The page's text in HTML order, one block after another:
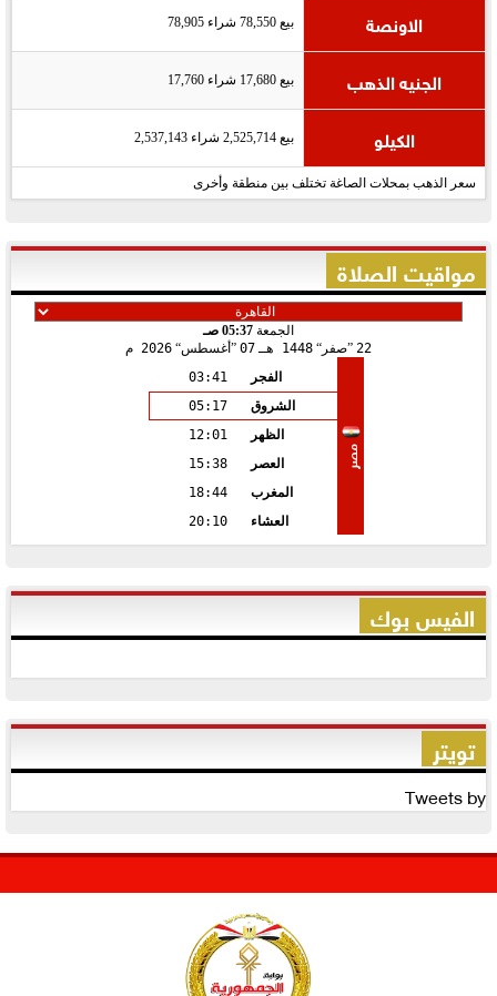
الاونصة بيع 78,550 شراء 78,905
الجنيه الذهب بيع 17,680 شراء 17,760
الكيلو بيع 2,525,714 شراء 2,537,143
سعر الذهب بمحلات الصاغة تختلف بين منطقة وأخرى
مواقيت الصلاة
الجمعة 05:37 صـ
22
صفر 1448 هـ 07 أغسطس 2026 م
مصر
الفجر
03:41
الشروق
05:17
الظهر
12:01
العصر
15:38
المغرب
18:44
العشاء
20:10
الفيس بوك
تويتر
Tweets by